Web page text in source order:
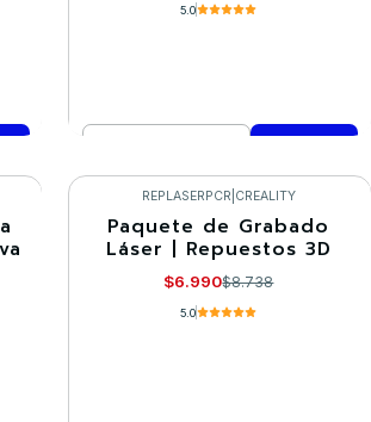
5.0
Comprar ahora
-20%
REPLASERPCR CREALITY
Paquete de Grabado
Láser | Repuestos 3D
$6.990$8.738
5.0